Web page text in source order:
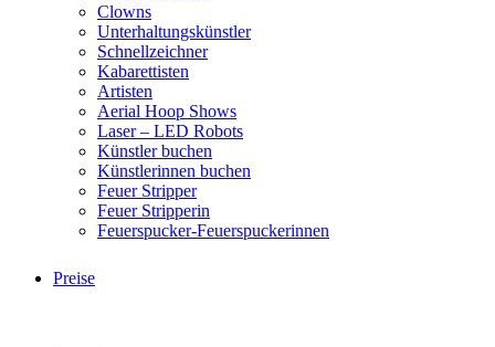
Clowns
Unterhaltungskünstler
Schnellzeichner
Kabarettisten
Artisten
Aerial Hoop Shows
Laser – LED Robots
Künstler buchen
Künstlerinnen buchen
Feuer Stripper
Feuer Stripperin
Feuerspucker-Feuerspuckerinnen
Preise